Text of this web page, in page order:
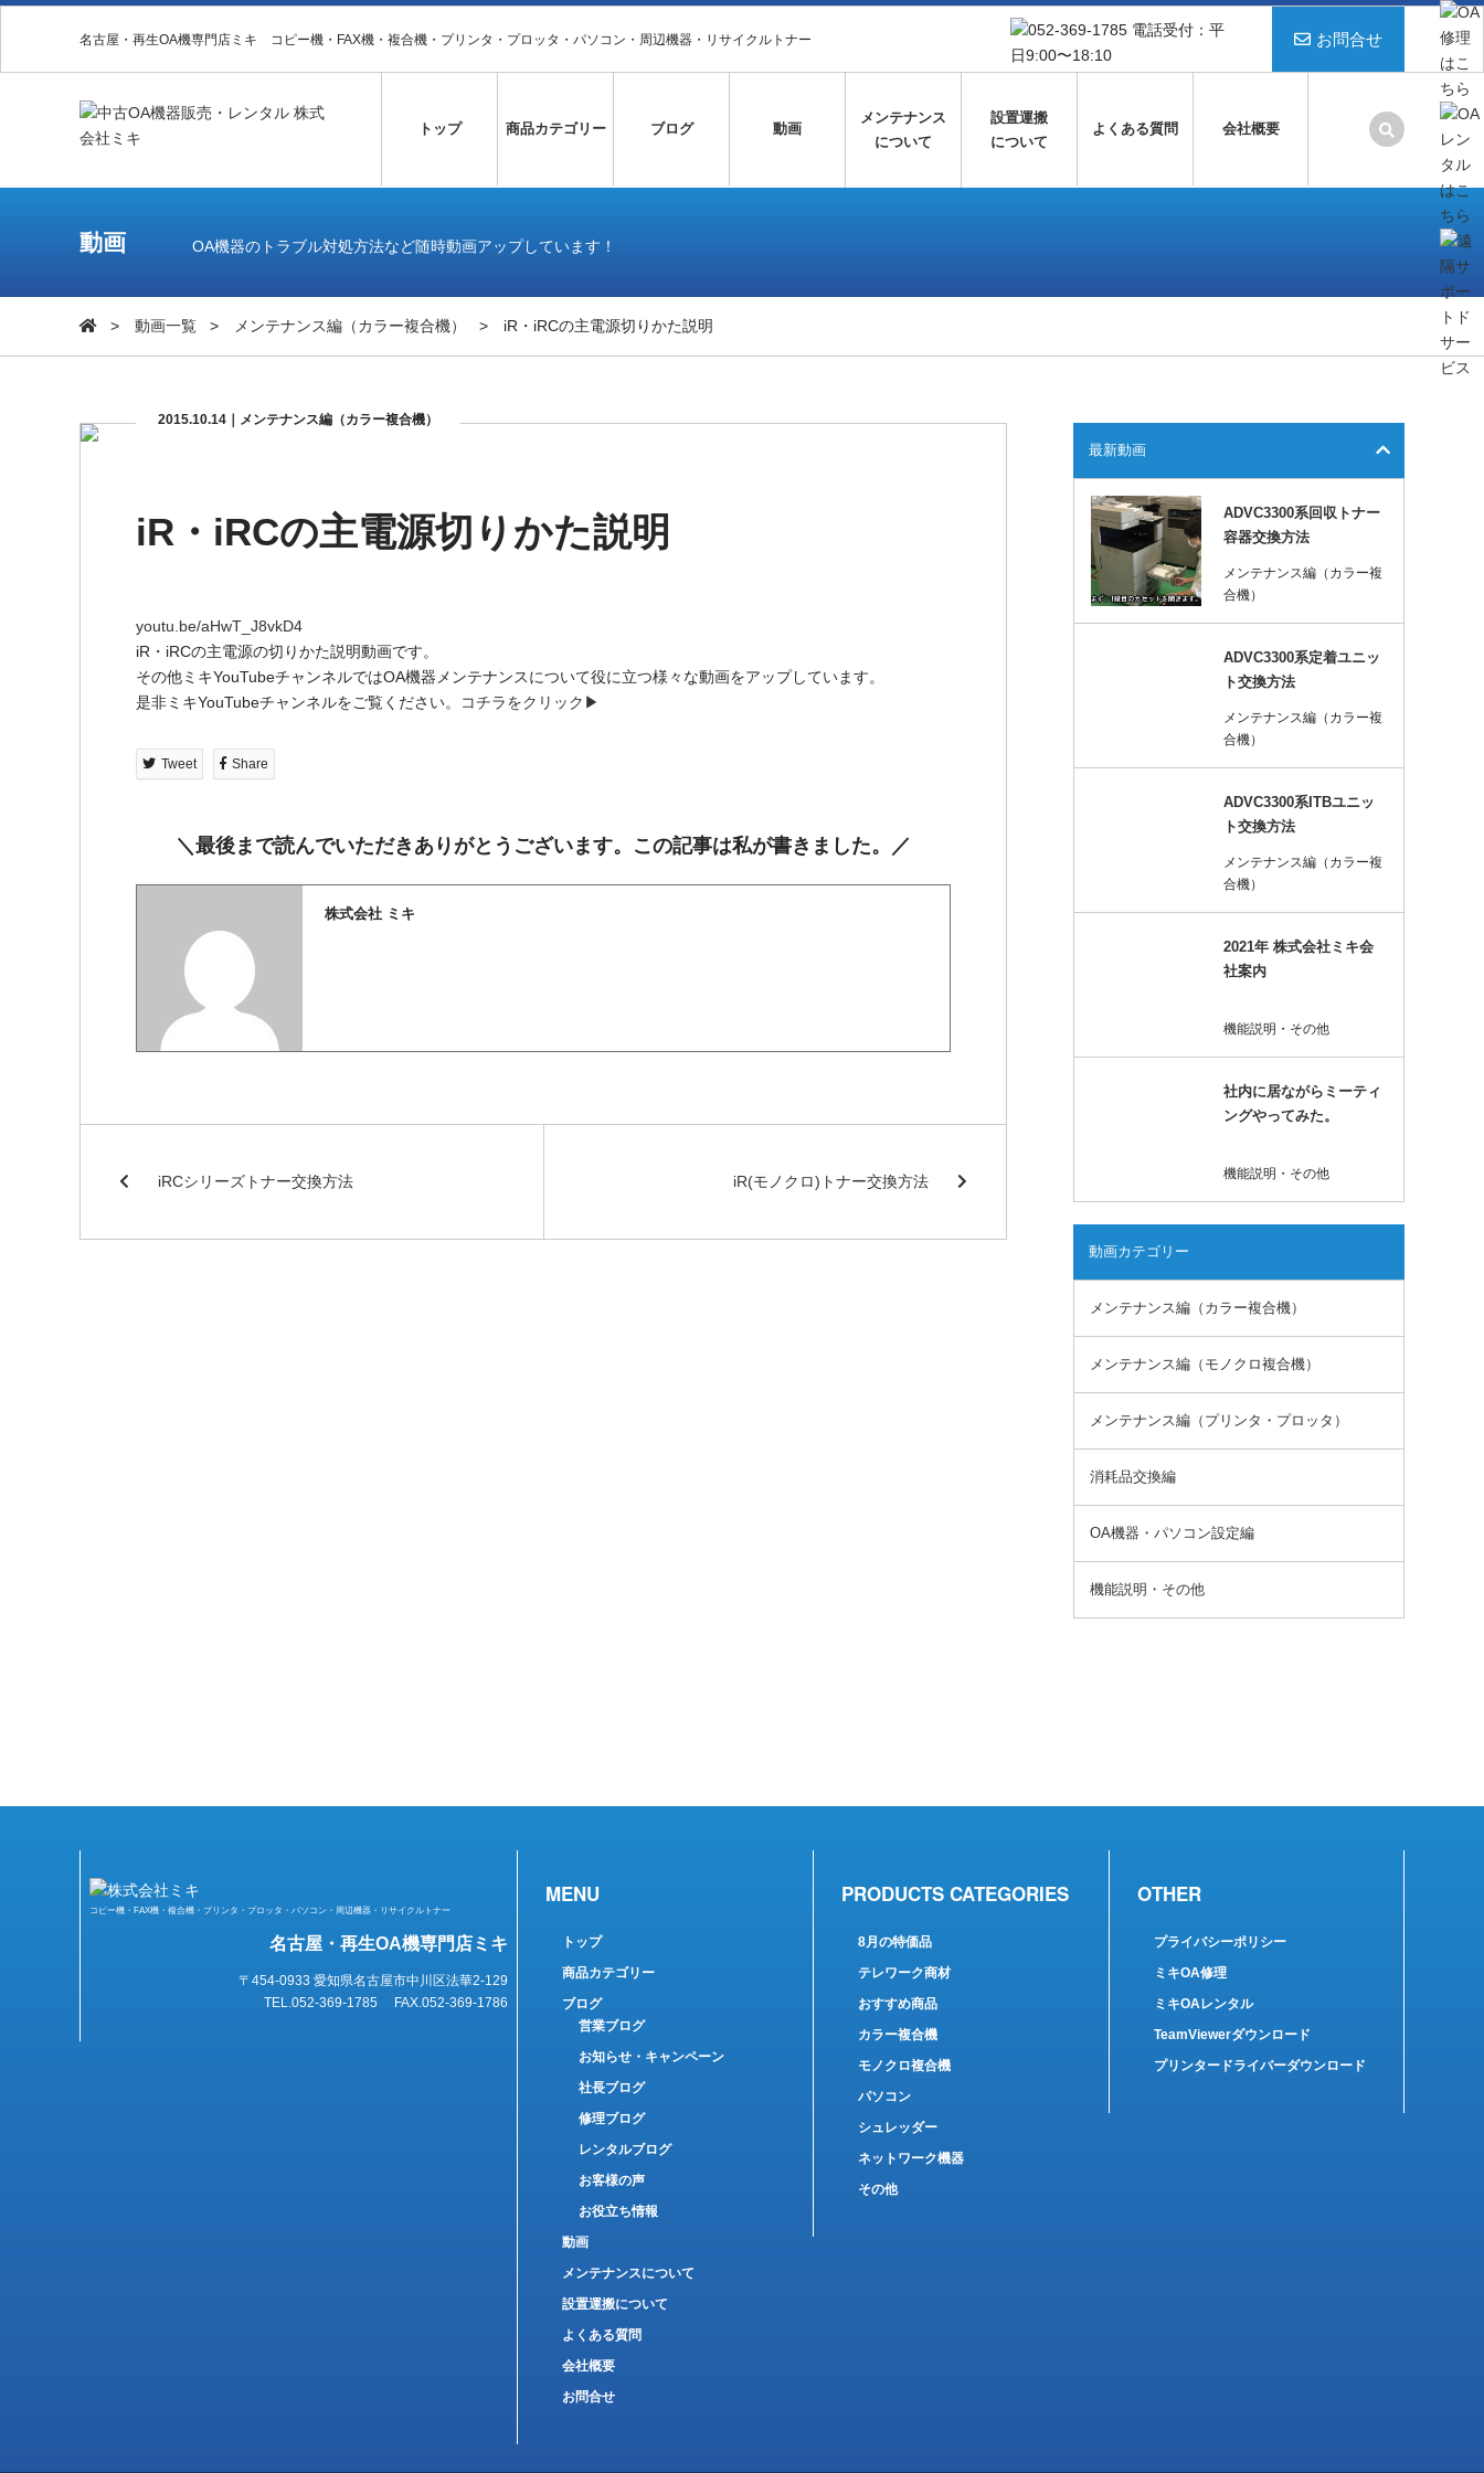
名古屋・再生OA機専門店ミキ コピー機・FAX機・複合機・プリンタ・プロッタ・パソコン・周辺機器・リサイクルトナー お問合せ
トップ 商品カテゴリー ブログ 動画
メンテナンス
について
設置運搬
について
よくある質問 会社概要
動画 OA機器のトラブル対処方法など随時動画アップしています！
動画一覧 メンテナンス編（カラー複合機） iR・iRCの主電源切りかた説明
2015.10.14｜メンテナンス編（カラー複合機）
iR・iRCの主電源切りかた説明
youtu.be/aHwT_J8vkD4
iR・iRCの主電源の切りかた説明動画です。
その他ミキYouTubeチャンネルではOA機器メンテナンスについて役に立つ様々な動画をアップしています。
是非ミキYouTubeチャンネルをご覧ください。
コチラをクリック▶
Tweet Share
＼最後まで読んでいただきありがとうございます。この記事は私が書きました。／
株式会社 ミキ
iRCシリーズトナー交換方法 iR(モノクロ)トナー交換方法
最新動画
ADVC3300系回収トナー
容器交換方法
メンテナンス編（カラー複
合機）
ADVC3300系定着ユニッ
ト交換方法
メンテナンス編（カラー複
合機）
ADVC3300系ITBユニッ
ト交換方法
メンテナンス編（カラー複
合機）
2021年 株式会社ミキ会
社案内
機能説明・その他
社内に居ながらミーティ
ングやってみた。
機能説明・その他
動画カテゴリー
メンテナンス編（カラー複合機）
メンテナンス編（モノクロ複合機）
メンテナンス編（プリンタ・プロッタ）
消耗品交換編
OA機器・パソコン設定編
機能説明・その他
コピー機・FAX機・複合機・プリンタ・プロッタ・パソコン・周辺機器・リサイクルトナー
名古屋・再生OA機専門店ミキ
〒454-0933 愛知県名古屋市中川区法華2-129
TEL.052-369-1785 FAX.052-369-1786
MENU
トップ
商品カテゴリー
ブログ
営業ブログ
お知らせ・キャンペーン
社長ブログ
修理ブログ
レンタルブログ
お客様の声
お役立ち情報
動画
メンテナンスについて
設置運搬について
よくある質問
会社概要
お問合せ
PRODUCTS CATEGORIES
8月の特価品
テレワーク商材
おすすめ商品
カラー複合機
モノクロ複合機
パソコン
シュレッダー
ネットワーク機器
その他
OTHER
プライバシーポリシー
ミキOA修理
ミキOAレンタル
TeamViewerダウンロード
プリンタードライバーダウンロード